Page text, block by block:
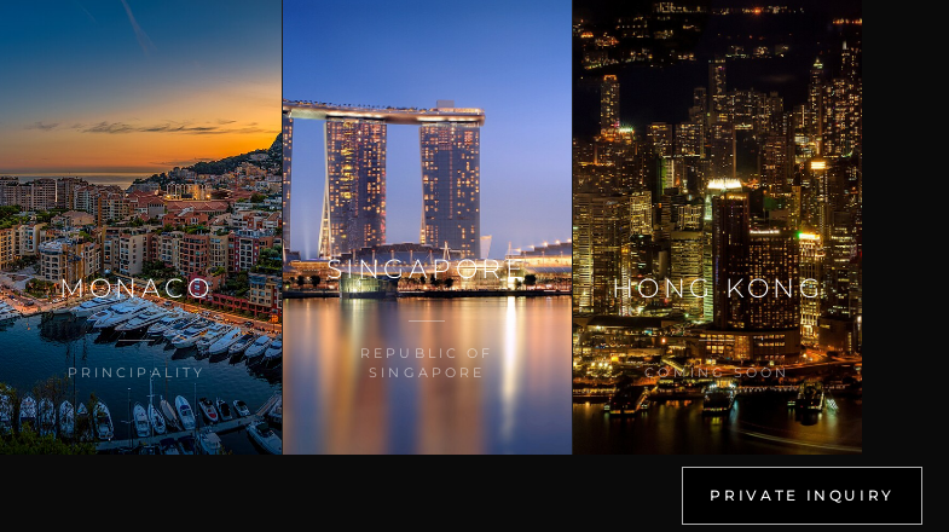
MONACO
PRINCIPALITY
SINGAPORE
REPUBLIC OF
SINGAPORE
HONG KONG
COMING SOON
PRIVATE INQUIRY